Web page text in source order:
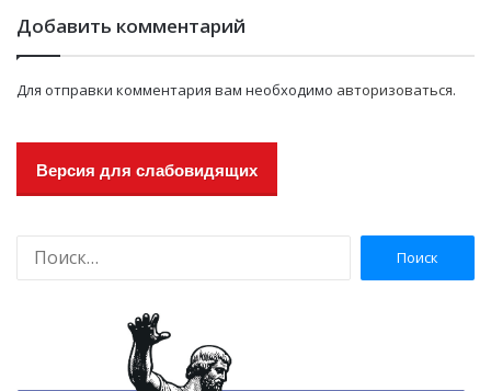
Добавить комментарий
Для отправки комментария вам необходимо авторизоваться.
Версия для слабовидящих